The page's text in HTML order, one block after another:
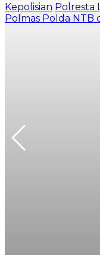
Kepolisian Polresta
Polmas Polda NTB